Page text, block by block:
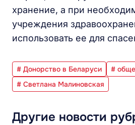
хранение, а при
учреждения
использовать ее для
# Донорство в Беларуси
#
# Светлана Малиновская
Другие новости